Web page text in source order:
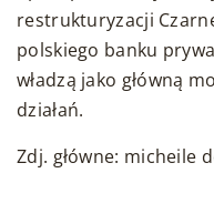
restrukturyzacji
polskiego banku
władzą jako główną
działań.
Zdj. główne: micheile